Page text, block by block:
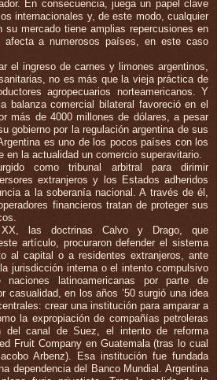
En consecuencia, juega un papel clave
internacionales y, de este modo, cualquier
su mercado tiene amplias repercusiones en
afecta a numerosos países, en este caso
el ingreso de carnes y limones argentinos,
no es más que la vieja práctica de
agropecuarios norteamericanos. Y
balanza comercial bilateral favoreció en el
más de 4000 millones de dólares, a pesar
gobierno por la regulación argentina de sus
es uno de los pocos países con los
en la actualidad un comercio superavitario.
como tribunal arbitral para dirimir
extranjeros y los Estados adheridos
a la soberanía nacional. A través de él,
financieros tratan de proteger sus
las doctrinas Calvo y Drago, que
artículo, procuraron defender el sistema
al capital o a residentes extranjeros, ante
jurisdicción interna o el intento compulsivo
latinoamericanas por parte de
casualidad, en los años ’50 surgió una idea
crear una institución para amparar a
la expropiación de compañías petroleras
del canal de Suez, el intento de reforma
Fruit Company en Guatemala (tras lo cual
Arbenz). Esa institución fue fundada
dependencia del Banco Mundial. Argentina